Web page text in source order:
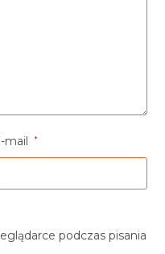
mail *
podczas pisania